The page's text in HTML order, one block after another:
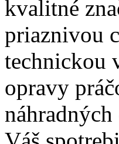
kvalitné
priaznivou
technickou
opravy